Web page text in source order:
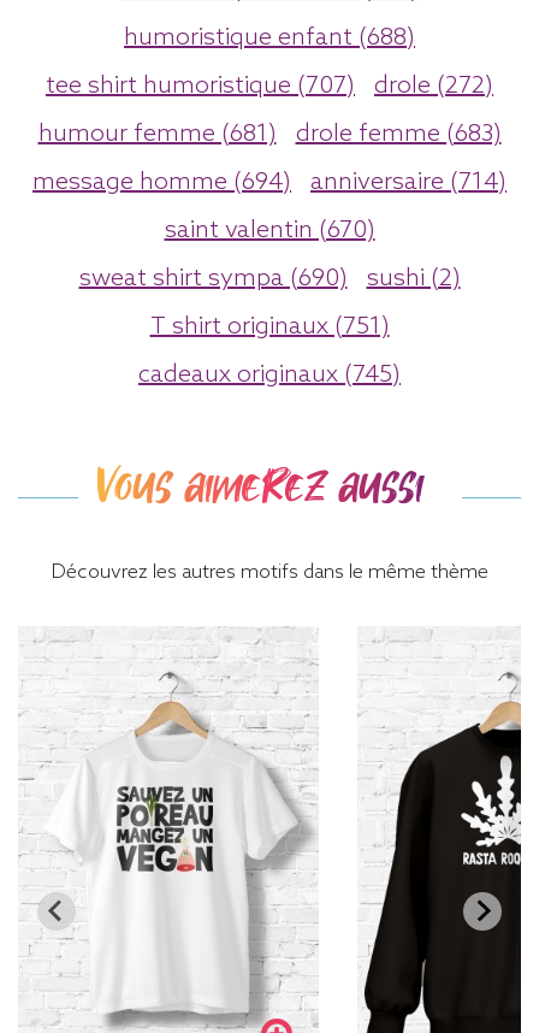
humoristique enfant (688)
tee shirt humoristique (707)
drole (272)
humour femme (681)
drole femme (683)
message homme (694)
anniversaire (714)
saint valentin (670)
sweat shirt sympa (690)
sushi (2)
T shirt originaux (751)
cadeaux originaux (745)
Vous aimerez aussi
Découvrez les autres motifs dans le même thème